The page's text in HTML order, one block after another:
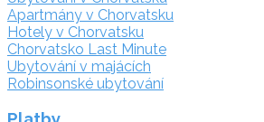
Apartmány v Chorvatsku
Hotely v Chorvatsku
Chorvatsko Last Minute
Ubytování v majácích
Robinsonské ubytování